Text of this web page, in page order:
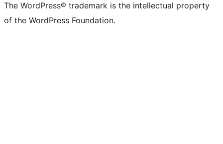
The WordPress® trademark is the intellectual property
of the WordPress Foundation.